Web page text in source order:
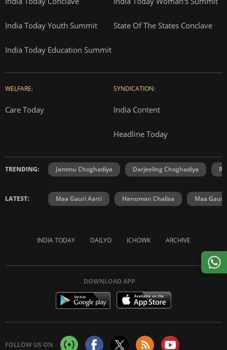
India Today Youth Summit State Of The States Conclave
India Today Education Summit
WELFARE:
Care Today
SYNDICATION:
India Content
Headline Today
TRENDING: Jammu Choghadiya Darjeeling Choghadiya
LATEST: Maa Gauri Aarti Hanuman Chalisa Maa Gauri
INDIA TODAY DAILYO ICHOWK ARCHIVE
DOWNLOAD APP
FOLLOW US ON